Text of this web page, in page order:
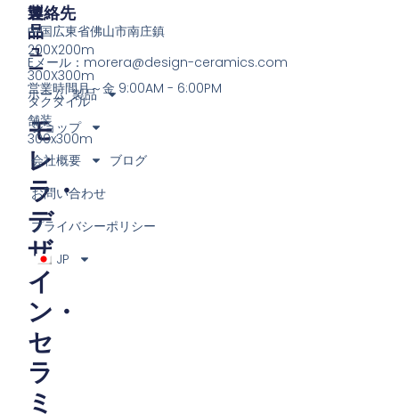
モ
レ
ラ・
デ
ザ
イ
ン・
セ
ラ
ミ
製
品
200X200m
300X300m
タクタイル
舗装
300x300m
メ
ニ
ュ
ー
ホーム 製品
ショップ
会社概要
ブログ
お問い合わせ
プライバシーポリシー
JP
連絡先
中国広東省佛山市南庄鎮
Eメール： morera@design-ceramics.com
営業時間月～金 9:00AM - 6:00PM